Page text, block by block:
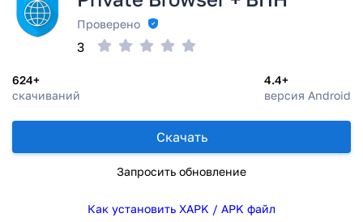
Проверено
624+
скачиваний
4.4+
версия Android
3
Скачать
Запросить обновление
Как установить XAPK / APK файл